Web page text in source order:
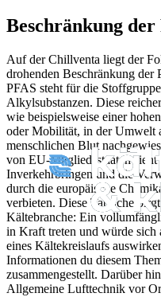
Beschränkung der
Auf der Chillventa liegt der
drohenden Beschränkung
PFAS steht für die
Alkylsubstanzen. Diese
wie beispielsweise einer
oder Mobilität, in der Umwelt
menschlichen Blut
von EU-Mitgliedsstaaten
Inverkehrbringen und die
durch die europäische
verbieten. Diese Tatsache
Kältebranche: Ein
in Kraft treten und würde sich
eines Kältekreislaufs
Informationen du diesem
zusammengestellt. Darüber
Allgemeine Lufttechnik vor